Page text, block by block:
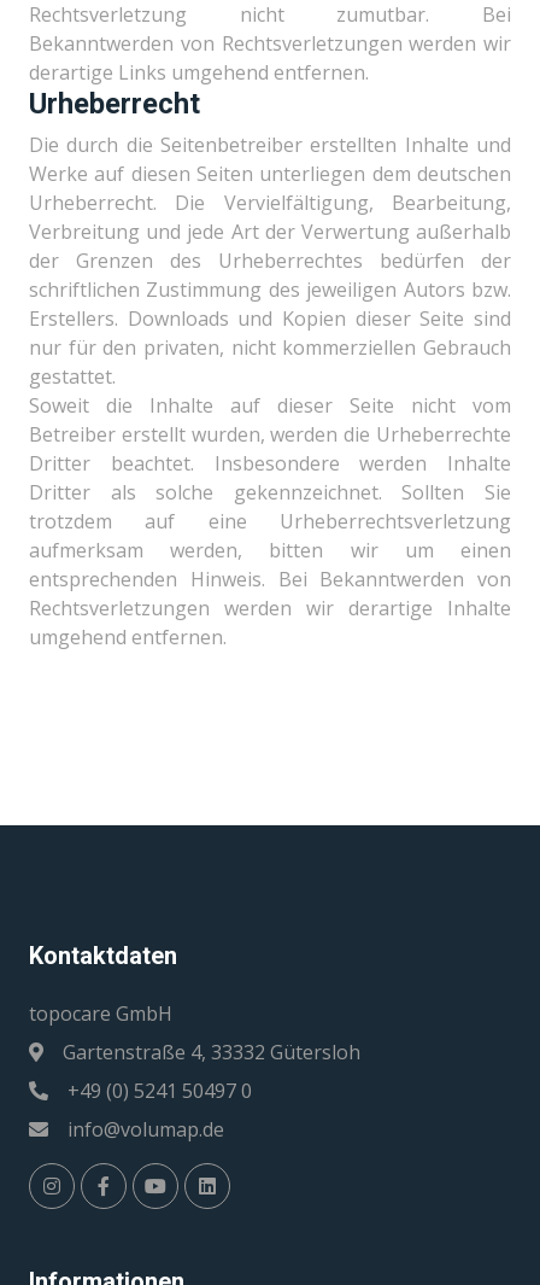
Rechtsverletzung nicht zumutbar. Bei
Bekanntwerden von Rechtsverletzungen werden wir
derartige Links umgehend entfernen.
Urheberrecht
Die durch die Seitenbetreiber erstellten Inhalte und
Werke auf diesen Seiten unterliegen dem deutschen
Urheberrecht. Die Vervielfältigung, Bearbeitung,
Verbreitung und jede Art der Verwertung außerhalb
der Grenzen des Urheberrechtes bedürfen der
schriftlichen Zustimmung des jeweiligen Autors bzw.
Erstellers. Downloads und Kopien dieser Seite sind
nur für den privaten, nicht kommerziellen Gebrauch
gestattet.
Soweit die Inhalte auf dieser Seite nicht vom
Betreiber erstellt wurden, werden die Urheberrechte
Dritter beachtet. Insbesondere werden Inhalte
Dritter als solche gekennzeichnet. Sollten Sie
trotzdem auf eine Urheberrechtsverletzung
aufmerksam werden, bitten wir um einen
entsprechenden Hinweis. Bei Bekanntwerden von
Rechtsverletzungen werden wir derartige Inhalte
umgehend entfernen.
Kontaktdaten
topocare GmbH
Gartenstraße 4, 33332 Gütersloh
+49 (0) 5241 50497 0
info@volumap.de